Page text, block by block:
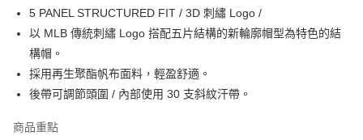
AlipayHK
WeChat Pay
送貨方式
每筆HK$50.00，滿HK$499.00或以上免運費
5 PANEL STRUCTURED FIT / 3D 刺繡 Logo /
以 MLB 傳統刺繡 Logo 搭配五片結構的新輪廓帽型為特色的結
構帽。
採用再生聚酯帆布面料，輕盈舒適。
後帶可調節頭圍 / 內部使用 30 支斜紋汗帶。
商品重點